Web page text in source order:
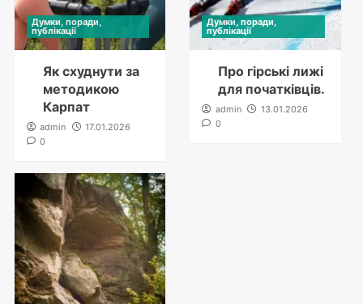
Думки, поради,
публікації
Як схуднути за
методикою
Карпат
admin
17.01.2026
0
Думки, поради,
публікації
Про гірські лижі
для початківців.
admin
13.01.2026
0